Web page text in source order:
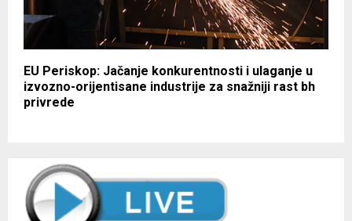
EU Periskop: Jačanje konkurentnosti i ulaganje u
izvozno-orijentisane industrije za snažniji rast bh
privrede